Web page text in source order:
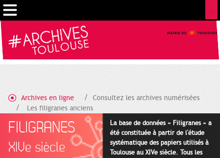
Archives en ligne
Consultez les archives numérisées
Les filigranes anciens
FILIGRANES
XIVe siècle
La base de données « Filigranes » a
été constituée à partir de l'étude
systématique des papiers utilisés à
Toulouse au XIVe siècle. Tous les
Gestion de vos préférences sur les cookies